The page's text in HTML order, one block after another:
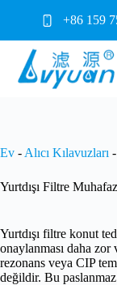
+86 159
Ev - Alıcı Kılavuzları -
Yurtdışı Filtre
Yurtdışı filtre konut
onaylanması daha
rezonans veya CIP
değildir. Bu